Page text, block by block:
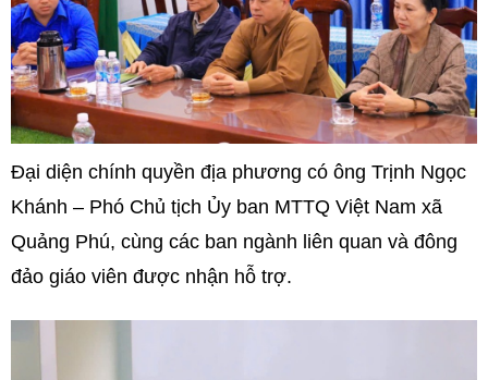
Đại diện chính quyền địa phương có ông Trịnh Ngọc
Khánh – Phó Chủ tịch Ủy ban MTTQ Việt Nam xã
Quảng Phú, cùng các ban ngành liên quan và đông
đảo giáo viên được nhận hỗ trợ.